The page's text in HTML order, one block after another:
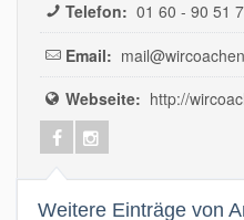
Telefon: 01 60 - 90 51
Email:
Webseite: http://
Weitere Einträge von